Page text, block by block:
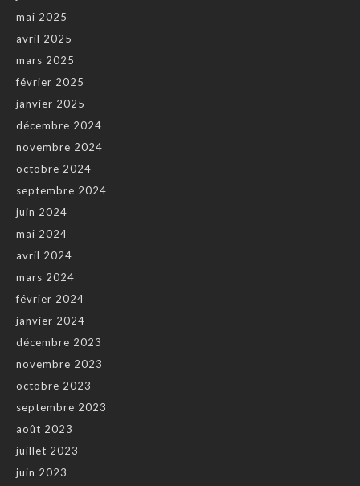
mai 2025
avril 2025
mars 2025
février 2025
janvier 2025
décembre 2024
novembre 2024
octobre 2024
septembre 2024
juin 2024
mai 2024
avril 2024
mars 2024
février 2024
janvier 2024
décembre 2023
novembre 2023
octobre 2023
septembre 2023
août 2023
juillet 2023
juin 2023